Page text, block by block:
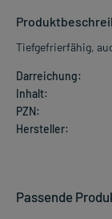
Tiefgefrierfähig,
Darreichung:
Inhalt:
PZN:
Hersteller:
Passende